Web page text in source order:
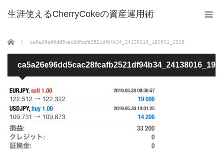
生涯使えるCherryCokeの資産運用術
ホーム ca5a26e96dd5cac28fcafb2521df94b34_24138016_190601_0006